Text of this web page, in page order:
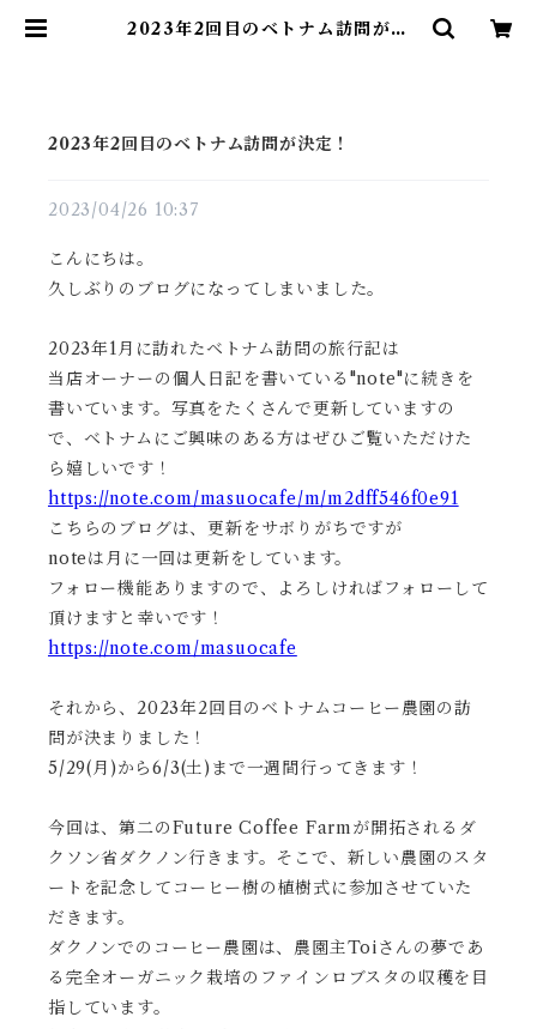
2023年2回目のベトナム訪問が決
2023年2回目のベトナム訪問が決定！
2023/04/26 10:37
こんにちは。
久しぶりのブログになってしまいました。
2023年1月に訪れたベトナム訪問の旅行記は
当店オーナーの個人日記を書いている"note"に続きを
書いています。写真をたくさんで更新していますの
で、ベトナムにご興味のある方はぜひご覧いただけた
ら嬉しいです！
https://note.com/masuocafe/m/m2dff546f0e91
こちらのブログは、更新をサボりがちですが
noteは月に一回は更新をしています。
フォロー機能ありますので、よろしければフォローして
頂けますと幸いです！
https://note.com/masuocafe
それから、2023年2回目のベトナムコーヒー農園の訪
問が決まりました！
5/29(月)から6/3(土)まで一週間行ってきます！
今回は、第二のFuture Coffee Farmが開拓されるダ
クソン省ダクノン行きます。そこで、新しい農園のスタ
ートを記念してコーヒー樹の植樹式に参加させていた
だきます。
ダクノンでのコーヒー農園は、農園主Toiさんの夢であ
る完全オーガニック栽培のファインロブスタの収穫を目
指しています。